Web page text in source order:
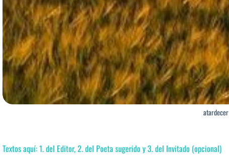
atardecer
Textos aquí: 1. del Editor, 2. del Poeta sugerido y 3. del Invitado (opcional)